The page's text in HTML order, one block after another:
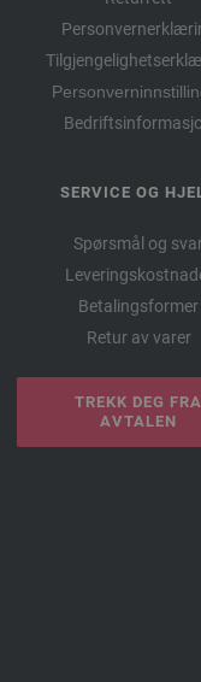
SERVICE OG
Spørsmål og
Betalingsformer
Retur av varer
TREKK DEG FRA
AVTALEN